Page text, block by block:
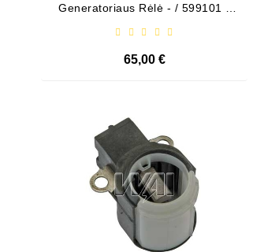
Generatoriaus Rėlė - / 599101 (
65,00 €